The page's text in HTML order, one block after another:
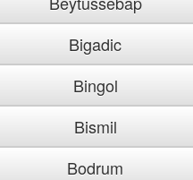
Bigadic
Bingol
Bismil
Bodrum